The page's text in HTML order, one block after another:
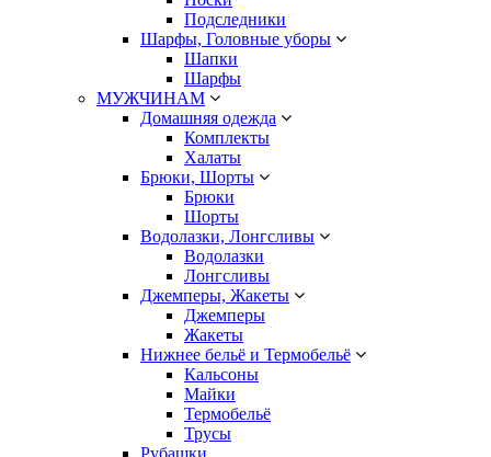
Подследники
Шарфы, Головные уборы
Шапки
Шарфы
МУЖЧИНАМ
Домашняя одежда
Комплекты
Халаты
Брюки, Шорты
Брюки
Шорты
Водолазки, Лонгсливы
Водолазки
Лонгсливы
Джемперы, Жакеты
Джемперы
Жакеты
Нижнее бельё и Термобельё
Кальсоны
Майки
Термобельё
Трусы
Рубашки